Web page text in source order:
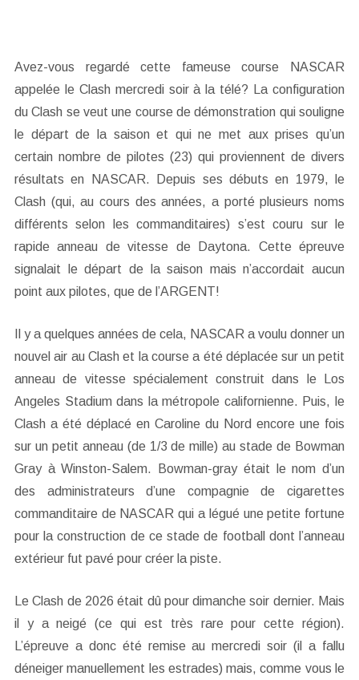
Avez-vous regardé cette fameuse course NASCAR
appelée le Clash mercredi soir à la télé? La configuration
du Clash se veut une course de démonstration qui souligne
le départ de la saison et qui ne met aux prises qu’un
certain nombre de pilotes (23) qui proviennent de divers
résultats en NASCAR. Depuis ses débuts en 1979, le
Clash (qui, au cours des années, a porté plusieurs noms
différents selon les commanditaires) s’est couru sur le
rapide anneau de vitesse de Daytona. Cette épreuve
signalait le départ de la saison mais n’accordait aucun
point aux pilotes, que de l’ARGENT!
Il y a quelques années de cela, NASCAR a voulu donner un
nouvel air au Clash et la course a été déplacée sur un petit
anneau de vitesse spécialement construit dans le Los
Angeles Stadium dans la métropole californienne. Puis, le
Clash a été déplacé en Caroline du Nord encore une fois
sur un petit anneau (de 1/3 de mille) au stade de Bowman
Gray à Winston-Salem. Bowman-gray était le nom d’un
des administrateurs d’une compagnie de cigarettes
commanditaire de NASCAR qui a légué une petite fortune
pour la construction de ce stade de football dont l’anneau
extérieur fut pavé pour créer la piste.
Le Clash de 2026 était dû pour dimanche soir dernier. Mais
il y a neigé (ce qui est très rare pour cette région).
L’épreuve a donc été remise au mercredi soir (il a fallu
déneiger manuellement les estrades) mais, comme vous le